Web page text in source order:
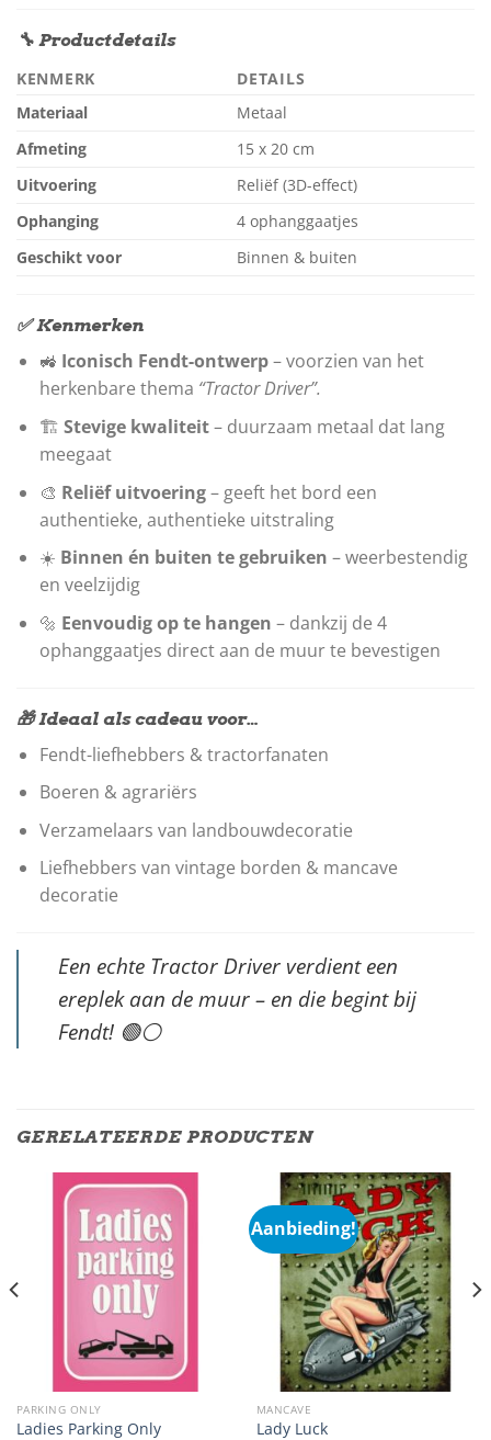
🔧 Productdetails
KENMERK
DETAILS
Materiaal
Metaal
Afmeting
15 x 20 cm
Uitvoering
Reliëf (3D-effect)
Ophanging
4 ophanggaatjes
Geschikt voor
Binnen & buiten
✅ Kenmerken
🚜 Iconisch Fendt-ontwerp– voorzien van het
herkenbare thema “Tractor Driver”.
🏗️ Stevige kwaliteit– duurzaam metaal dat lang
meegaat
🎨 Reliëf uitvoering– geeft het bord een
authentieke, authentieke uitstraling
☀️ Binnen én buiten te gebruiken – weerbestendig
en veelzijdig
🔩 Eenvoudig op te hangen – dankzij de 4
ophanggaatjes direct aan de muur te bevestigen
🎁 Ideaal als cadeau voor…
Fendt-liefhebbers & tractorfanaten
Boeren & agrariërs
Verzamelaars van landbouwdecoratie
Liefhebbers van vintage borden & mancave
decoratie
Een echte Tractor Driver verdient een
ereplek aan de muur – en die begint bij
Fendt! 🟢⚪
GERELATEERDE PRODUCTEN
PARKING ONLY
Ladies Parking Only
Aanbieding!
MANCAVE
Lady Luck